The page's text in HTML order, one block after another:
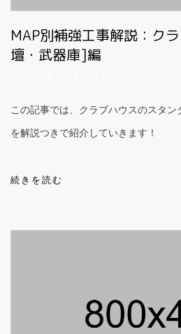
MAP別補強工事解説：ク
壇・武器庫]編
この記事では、クラブハウスのスタ
を解説つきで紹介していきます！
続きを読む